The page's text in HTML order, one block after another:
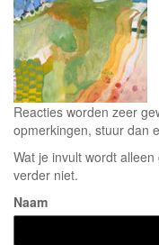
Reacties worden zeer
opmerkingen, stuur dan
Wat je invult wordt
verder niet.
Naam